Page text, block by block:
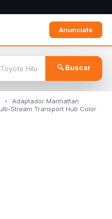
Anunciate
🔍 Buscar
›
Adaptador Manhattan
Stream Transport Hub Color